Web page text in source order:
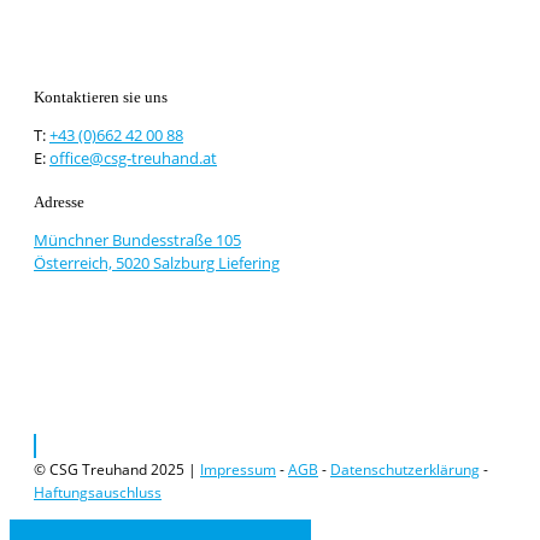
Kontaktieren sie uns
T:+43 (0)662 42 00 88
E:office@csg-treuhand.at
Adresse
Münchner Bundesstraße 105
Österreich, 5020 Salzburg Liefering
© CSG Treuhand 2025 | Impressum-AGB - Datenschutzerklärung-
Haftungsauschluss